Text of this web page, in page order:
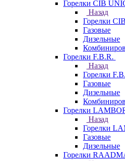
Горелки CIB
Назад
Горелки
Газовые
Дизельные
Горелки F.B.R.
Назад
Горелки
Газовые
Дизельные
Горелки
Назад
Горелки
Газовые
Дизельные
Горелки